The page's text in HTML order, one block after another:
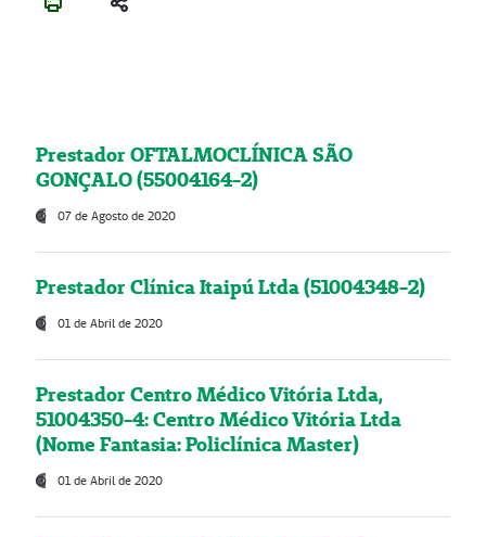
Prestador OFTALMOCLÍNICA SÃO
GONÇALO (55004164-2)
07 de Agosto de 2020
Prestador Clínica Itaipú Ltda (51004348-2)
01 de Abril de 2020
Prestador Centro Médico Vitória Ltda,
51004350-4: Centro Médico Vitória Ltda
(Nome Fantasia: Policlínica Master)
01 de Abril de 2020